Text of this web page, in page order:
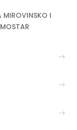
MIROVINSKO I